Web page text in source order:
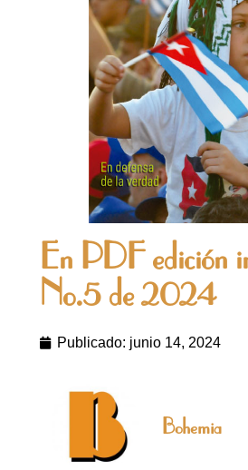
En PDF edición
No.5 de 2024
Publicado: junio 14, 2024
Bohemia